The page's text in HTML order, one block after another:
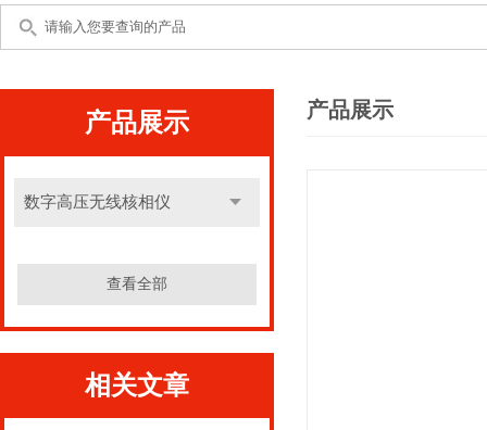
产品展示
数字高压无线核相仪
查看全部
相关文章
产品展示